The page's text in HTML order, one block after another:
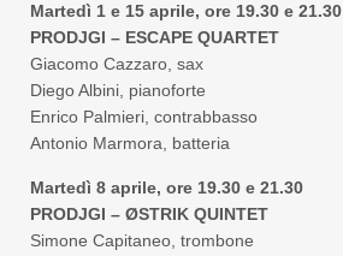
Martedì 1 e 15 aprile, ore 19.30 e 21.30
PRODJGI – ESCAPE QUARTET
Giacomo Cazzaro, sax
Diego Albini, pianoforte
Enrico Palmieri, contrabbasso
Antonio Marmora, batteria
Martedì 8 aprile, ore 19.30 e 21.30
PRODJGI – ØSTRIK QUINTET
Simone Capitaneo, trombone